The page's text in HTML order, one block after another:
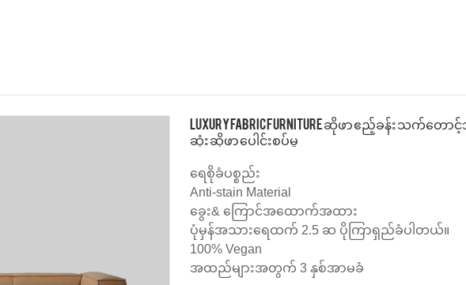
Luxury Fabric Furniture ဆိုဖာ ဧည့်ခန်း သက်တေ
ဆုံး ဆိုဖာ ပေါင်းစပ်မှု
ရေစိုခံပစ္စည်း
Anti-stain Material
ခွေး& ကြောင်အထောက်အထား
ပုံမှန်အသားရေထက် 2.5 ဆ ပိုကြာရှည်ခံပါတယ်။
100% Vegan
အထည်များအတွက် 3 နှစ်အာမခံ